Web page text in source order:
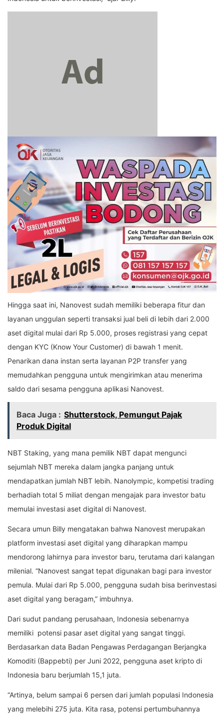
Hingga saat ini, Nanovest sudah memiliki beberapa fitur dan
layanan unggulan seperti transaksi jual beli di lebih dari 2.000
aset digital mulai dari Rp 5.000, proses registrasi yang cepat
dengan KYC (Know Your Customer) di bawah 1 menit.
Penarikan dana instan serta layanan P2P transfer yang
memudahkan pengguna untuk mengirimkan atau menerima
saldo dari sesama pengguna aplikasi Nanovest.
Baca Juga : Shutterstock, Pemungut Pajak
Produk Digital
NBT Staking, yang mana pemilik NBT dapat mengunci
sejumlah NBT mereka dalam jangka panjang untuk
mendapatkan jumlah NBT lebih. Nanolympic, kompetisi trading
berhadiah total 5 miliat dengan mengajak para investor batu
memulai investasi aset digital di Nanovest.
Secara umun Billy mengatakan bahwa Nanovest merupakan
platform investasi aset digital yang diharapkan mampu
mendorong lahirnya para investor baru, terutama dari kalangan
milenial. “Nanovest sangat tepat digunakan bagi para investor
pemula. Mulai dari Rp 5.000, pengguna sudah bisa berinvestasi
aset digital yang beragam,” imbuhnya.
Dari sudut pandang perusahaan, Indonesia sebenarnya
memiliki potensi pasar aset digital yang sangat tinggi.
Berdasarkan data Badan Pengawas Perdagangan Berjangka
Komoditi (Bappebti) per Juni 2022, pengguna aset kripto di
Indonesia baru berjumlah 15,1 juta.
“Artinya, belum sampai 6 persen dari jumlah populasi Indonesia
yang melebihi 275 juta. Kita rasa, potensi pertumbuhannya